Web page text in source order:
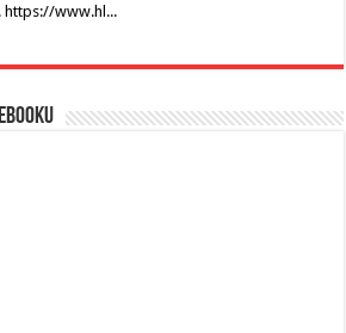
https://www.hl...